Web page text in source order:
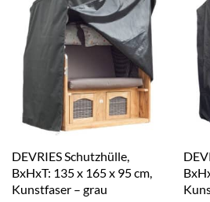
DEVRIES Schutzhülle,
BxHxT: 135 x 165 x 95 cm,
Kunstfaser – grau